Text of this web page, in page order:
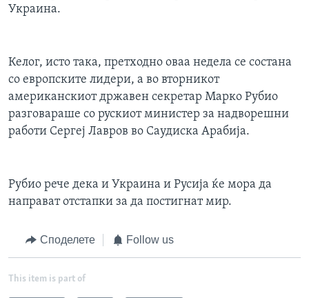
Украина.
Келог, исто така, претходно оваа недела се состана
со европските лидери, а во вторникот
американскиот државен секретар Марко Рубио
разговараше со рускиот министер за надворешни
работи Сергеј Лавров во Саудиска Арабија.
Рубио рече дека и Украина и Русија ќе мора да
направат отстапки за да постигнат мир.
Споделете Follow us
This item is part of